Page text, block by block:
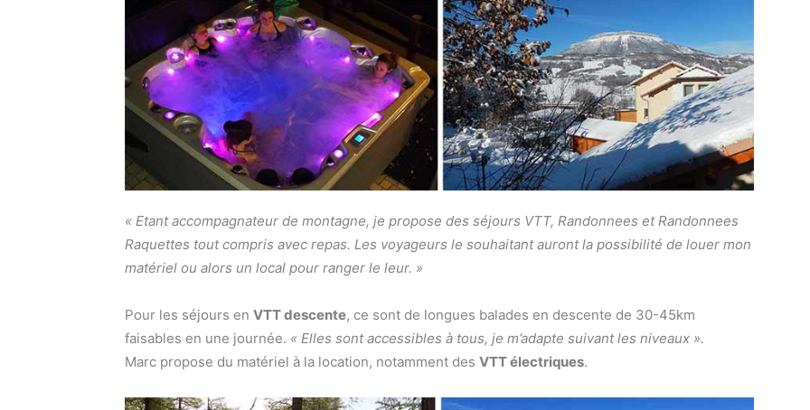
« Etant accompagnateur de montagne, je propose des séjours VTT, Randonnees et Randonnees
Raquettes tout compris avec repas. Les voyageurs le souhaitant auront la possibilité de louer mon
matériel ou alors un local pour ranger le leur. »
Pour les séjours en VTT descente, ce sont de longues balades en descente de 30-45km
faisables en une journée. « Elles sont accessibles à tous, je m’adapte suivant les niveaux ».
Marc propose du matériel à la location, notamment des VTT électriques.